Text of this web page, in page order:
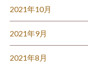
2021年10月
2021年9月
2021年8月